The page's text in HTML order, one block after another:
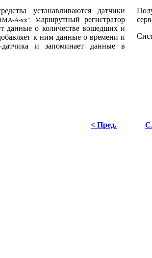
устанавливаются датчики
-A-хх". Маршрутный регистратор
данные о количестве вошедших и
к ним данные о времени и
датчика и запоминает данные в
< Пред.